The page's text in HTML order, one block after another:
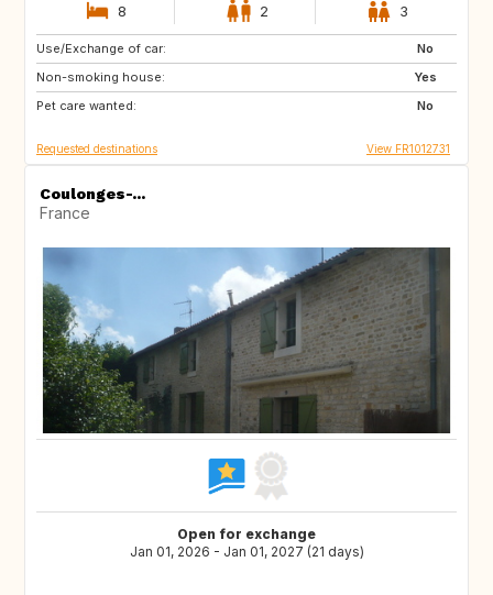
8 2 3
Use/Exchange of car:
No
Non-smoking house:
Yes
Pet care wanted:
No
NO
Requested destinations View FR1012731
Coulonges-...
France
Open for exchange
Jan 01, 2026 - Jan 01, 2027 (21 days)